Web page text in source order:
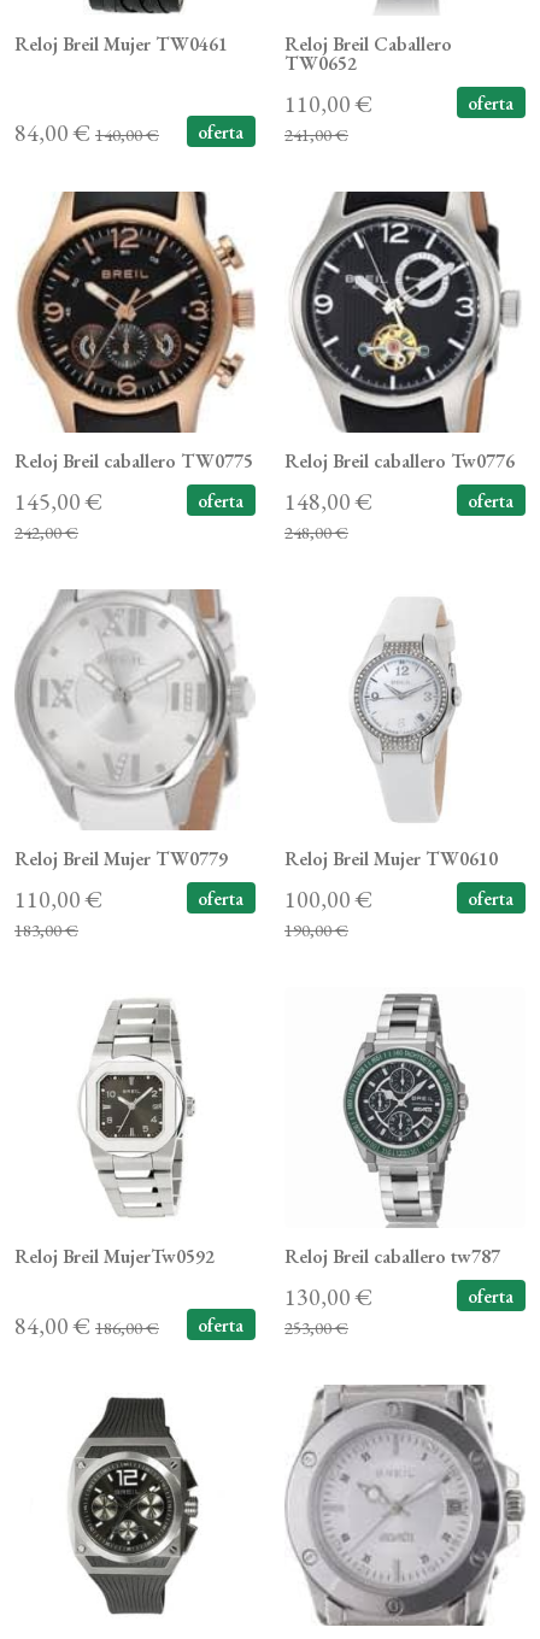
Reloj Breil Mujer TW0461
84,00 € 140,00 € oferta
Reloj Breil Caballero
TW0652
110,00 €
241,00 €
oferta
Reloj Breil caballero TW0775
145,00 €
242,00 €
oferta
Reloj Breil caballero Tw0776
148,00 €
248,00 €
oferta
Reloj Breil Mujer TW0779
110,00 €
183,00 €
oferta
Reloj Breil Mujer TW0610
100,00 €
190,00 €
oferta
Reloj Breil MujerTw0592
84,00 € 186,00 € oferta
Reloj Breil caballero tw787
130,00 €
253,00 €
oferta